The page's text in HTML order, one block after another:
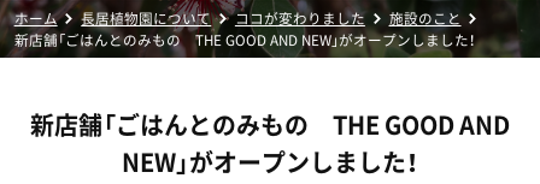
ホーム 長居植物園について ココが変わりました
施設のこと
新店舗「ごはんとのみもの THE GOOD AND NEW」がオープンしました！
新店舗「ごはんとのみもの THE GOOD AND
NEW」がオープンしました！